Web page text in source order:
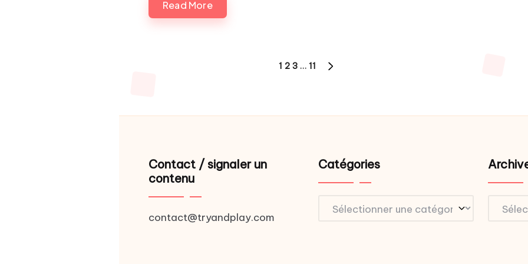
Read More
publications
1 2 3 … 11
Contact / signaler un
contenu
contact@tryandplay.com
Catégories
Catégories